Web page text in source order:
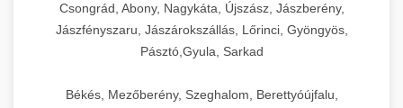
Csongrád, Abony, Nagykáta, Újszász, Jászberény,
Jászfényszaru, Jászárokszállás, Lőrinci, Gyöngyös,
Pásztó,Gyula, Sarkad
Békés, Mezőberény, Szeghalom, Berettyóújfalu,